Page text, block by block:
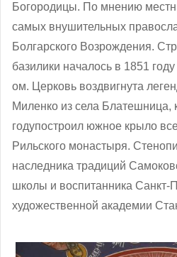
Богородицы. По мнению
самых внушительных
Болгарского Возрождения.
базилики началось в 1851
ом. Церковь воздвигнута
Миленко из села Блатешница,
годупостроил южное крыло
Рильского монастыря.
наследника традиций
школы и воспитанника Санкт-
художественной академии